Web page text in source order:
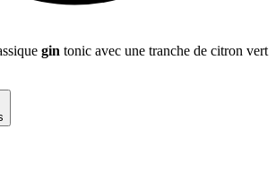
gin tonic avec une tranche de citron vert